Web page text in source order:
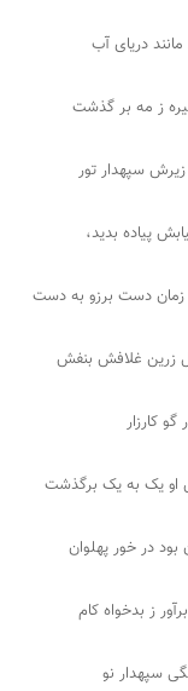
دریای آب
ز مه بر گذشت
سپهدار تور
پیاده بدید،
دست برزو به دست
زرین غلافش بنفش
گو کارزار
یک به یک برگذشت
در خور پهلوان
ز بدخواه کام
سپهدار نو